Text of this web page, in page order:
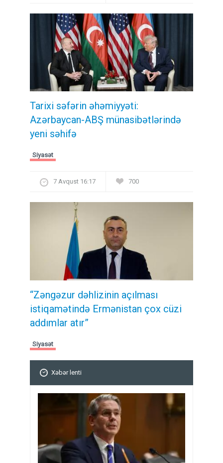
Tarixi səfərin əhəmiyyəti:
Azərbaycan-ABŞ münasibətlərində
yeni səhifə
Siyasət
7 Avqust 16:17 700
“Zəngəzur dəhlizinin açılması
istiqamətində Ermənistan çox cüzi
addımlar atır”
Siyasət
Xəbər lenti